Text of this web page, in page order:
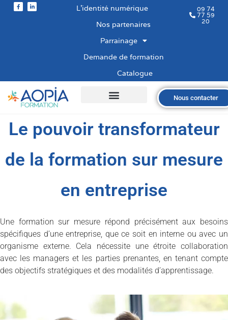
L’identité numérique
Nos partenaires
Parrainage
Demande de formation
Catalogue
09 74
77 59
20
Nous contacter
Le pouvoir transformateur
de la formation sur mesure
en entreprise
Une formation sur mesure répond précisément aux besoins
spécifiques d’une entreprise, que ce soit en interne ou avec un
organisme externe. Cela nécessite une étroite collaboration
avec les managers et les parties prenantes, en tenant compte
des objectifs stratégiques et des modalités d’apprentissage.